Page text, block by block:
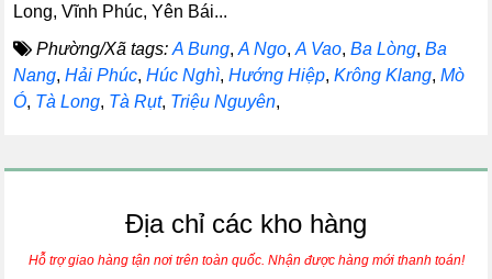
Long, Vĩnh Phúc, Yên Bái...
Phường/Xã tags: A Bung,A Ngo,A Vao,Ba Lòng,Ba
Nang,Hải Phúc,Húc Nghì,Hướng Hiệp,Krông Klang,Mò
Ó, Tà Long, Tà Rụt, Triệu Nguyên,
Địa chỉ các kho hàng
Hỗ trợ giao hàng tận nơi trên toàn quốc. Nhận được hàng mới thanh toán!